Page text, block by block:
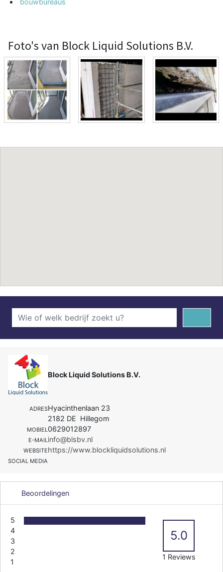
Foto's van Block Liquid Solutions B.V.
Block Liquid Solutions B.V.
ADRESHyacinthenlaan 23
2182 DE Hillegom
MOBIEL0629012897
E-MAILinfo@blsbv.nl
WEBSITEhttps://www.blockliquidsolutions.nl
SOCIAL MEDIA
Beoordelingen
5
4
3
2
1
5.0
1 Reviews